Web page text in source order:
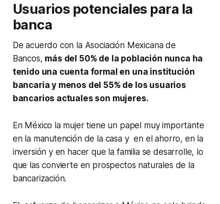
Usuarios potenciales para la
banca
De acuerdo con la Asociación Mexicana de
Bancos, más del 50% de la población nunca ha
tenido una cuenta formal en una institución
bancaria y menos del 55% de los usuarios
bancarios actuales son mujeres.
En México la mujer tiene un papel muy importante
en la manutención de la casa y en el ahorro, en la
inversión y en hacer que la familia se desarrolle, lo
que las convierte en prospectos naturales de la
bancarización.